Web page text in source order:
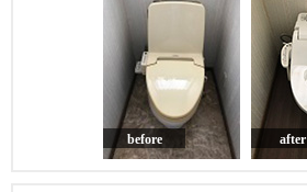
before after